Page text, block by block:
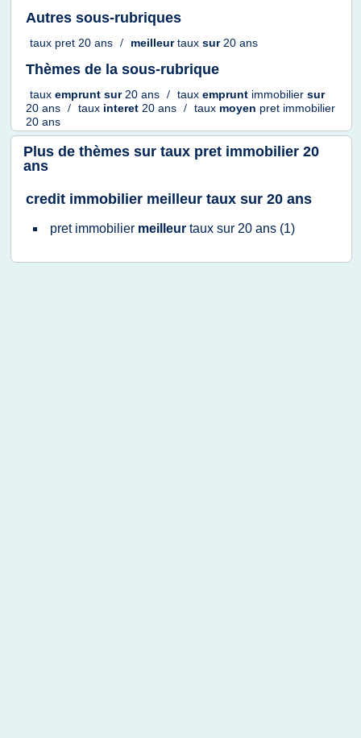
Autres sous-rubriques
taux pret 20 ans / meilleurtaux sur20 ans
Thèmes de la sous-rubrique
taux emprunt sur 20 ans / taux emprunt immobilier sur
20 ans / taux interet 20 ans / taux moyen pret immobilier
20 ans
Plus de thèmes sur taux pret immobilier 20
ans
credit immobilier meilleur taux sur 20 ans
pret immobilier meilleur taux sur 20 ans (1)